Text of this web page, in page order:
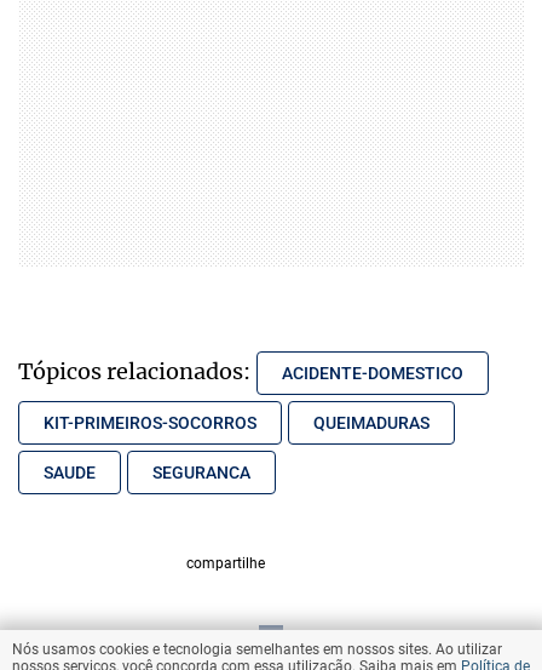
Tópicos relacionados: ACIDENTE-DOMESTICO
KIT-PRIMEIROS-SOCORROS QUEIMADURAS
SAUDE SEGURANCA
compartilhe
VOLTAR AO TOPO
Nós usamos cookies e tecnologia semelhantes em nossos sites. Ao utilizar
nossos serviços, você concorda com essa utilização. Saiba mais em Política de